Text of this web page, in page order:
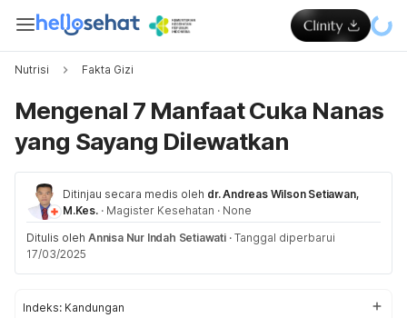
Nutrisi Fakta Gizi
Mengenal 7 Manfaat Cuka Nanas
yang Sayang Dilewatkan
Ditinjau secara medis oleh dr. Andreas Wilson Setiawan,
M.Kes. · Magister Kesehatan · None
Ditulis oleh Annisa Nur Indah Setiawati · Tanggal diperbarui
17/03/2025
Indeks: Kandungan